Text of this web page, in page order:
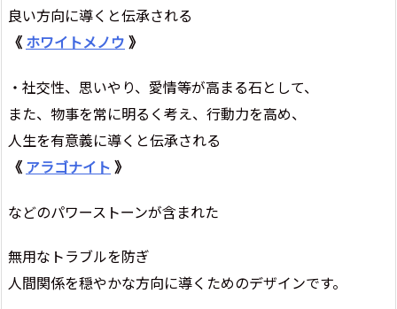
良い方向に導くと伝承される
《 ホワイトメノウ 》
・社交性、思いやり、愛情等が高まる石として、
また、物事を常に明るく考え、行動力を高め、
人生を有意義に導くと伝承される
《 アラゴナイト 》
などのパワーストーンが含まれた
無用なトラブルを防ぎ
人間関係を穏やかな方向に導くためのデザインです。